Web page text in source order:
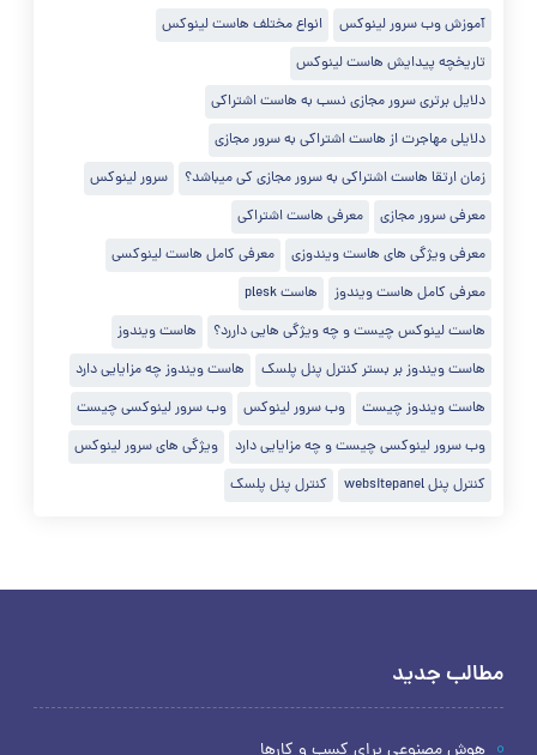
آموزش وب سرور لینوکس
انواع مختلف هاست لینوکس
تاریخچه پیدایش هاست لینوکس
دلایل برتری سرور مجازی نسب به هاست اشتراکی
دلایلی مهاجرت از هاست اشتراکی به سرور مجازی
زمان ارتقا هاست اشتراکی به سرور مجازی کی میباشد؟
سرور لینوکس
معرفی سرور مجازی
معرفی هاست اشتراکی
معرفی ویژگی های هاست ویندوزی
معرفی کامل هاست لینوکسی
معرفی کامل هاست ویندوز
هاست plesk
هاست لینوکس چیست و چه ویژگی هایی داررد؟
هاست ویندوز
هاست ویندوز بر بستر کنترل پنل پلسک
هاست ویندوز چه مزایایی دارد
هاست ویندوز چیست
وب سرور لینوکس
وب سرور لینوکسی چیست
وب سرور لینوکسی چیست و چه مزایایی دارد
ویژگی های سرور لینوکس
کنترل پنل websitepanel
کنترل پنل پلسک
مطالب جدید